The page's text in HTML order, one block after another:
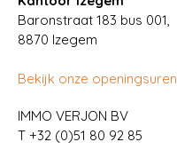
Baronstraat 183 bus 001,
8870 Izegem
Bekijk onze openingsuren
IMMO VERJON BV
T +32 (0)51 80 92 85